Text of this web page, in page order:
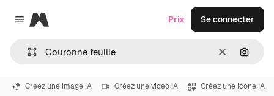
Close menu
Magnific
Effacer
Prix Se connecter
Créez une image IA Créez une vidéo IA Créez une icône IA